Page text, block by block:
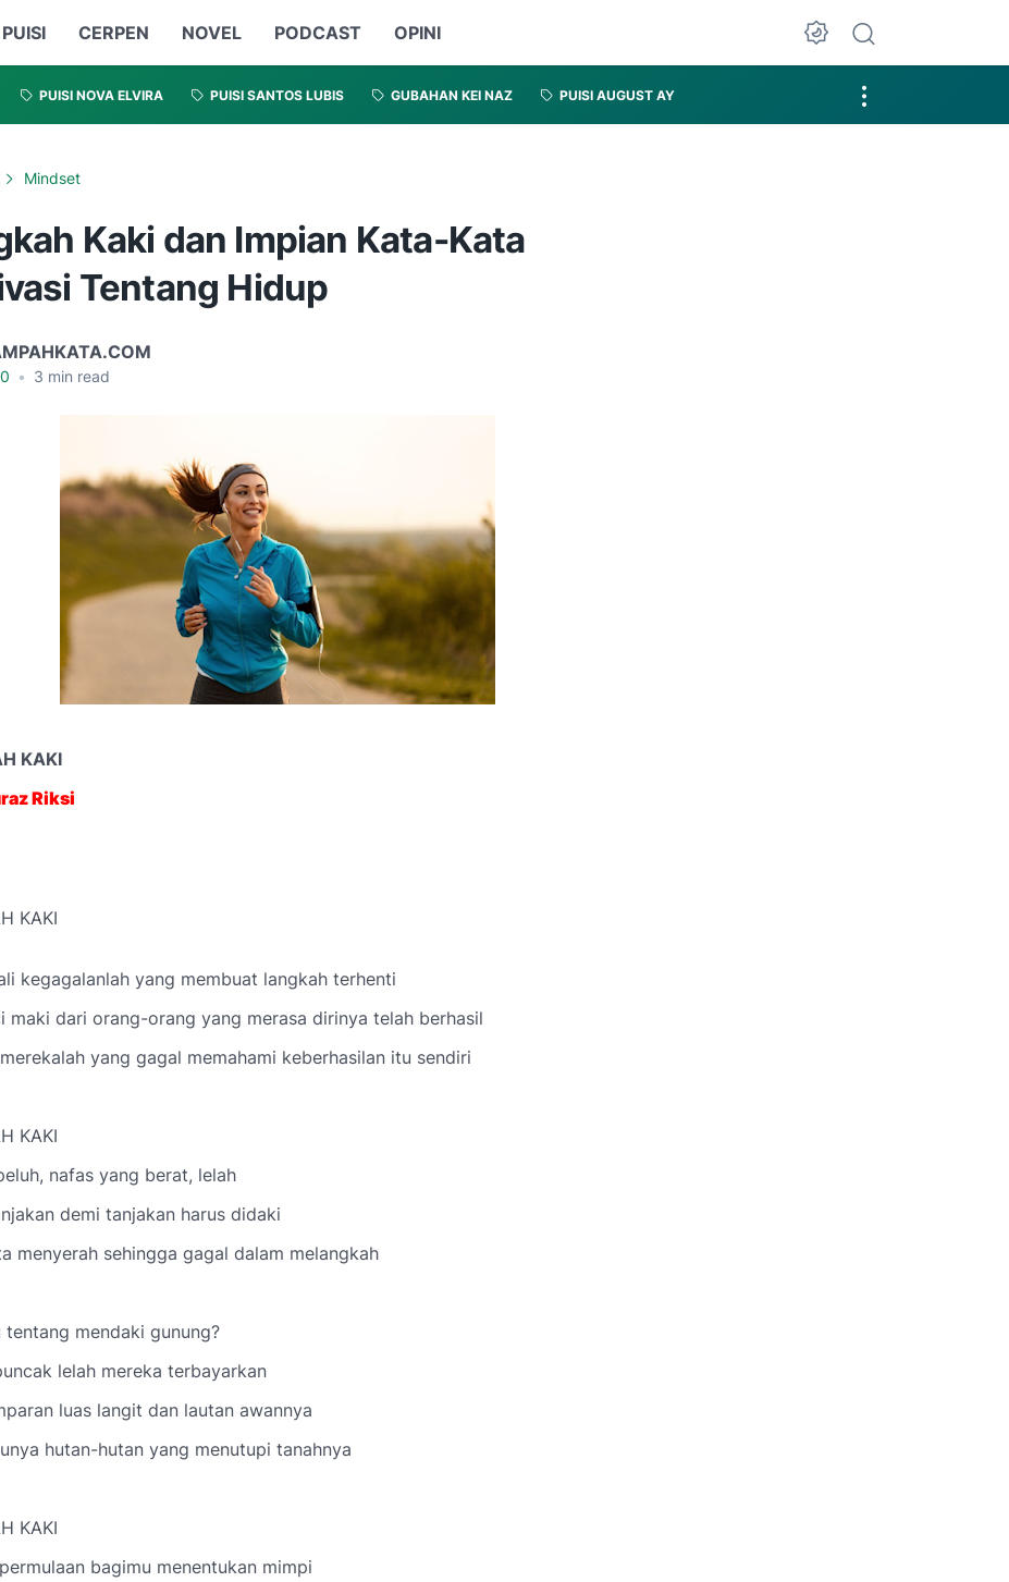
PUISI CERPEN NOVEL PODCAST OPINI
PUISI NOVA ELVIRA PUISI SANTOS LUBIS GUBAHAN KEI NAZ PUISI AUGUST AY
Mindset
Kaki dan Impian Kata-Kata
Tentang Hidup
0 • 3 min read
KAKI
Riksi
KAKI
kegagalanlah yang membuat langkah terhenti
maki dari orang-orang yang merasa dirinya telah berhasil
yang gagal memahami keberhasilan itu sendiri
KAKI
nafas yang berat, lelah
demi tanjakan harus didaki
menyerah sehingga gagal dalam melangkah
tentang mendaki gunung?
lelah mereka terbayarkan
luas langit dan lautan awannya
hutan-hutan yang menutupi tanahnya
KAKI
bagimu menentukan mimpi